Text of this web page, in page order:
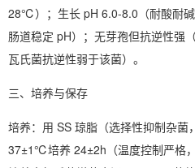
28℃）；生长 pH 6.0-8.0（耐酸耐
肠道稳定 pH）； 无芽孢但抗逆性强
瓦氏菌抗逆性弱于该菌）。
三、培养与保存
培养：用 SS 琼脂（选择性抑制杂
37±1℃培养 24±2h（温度控制严格